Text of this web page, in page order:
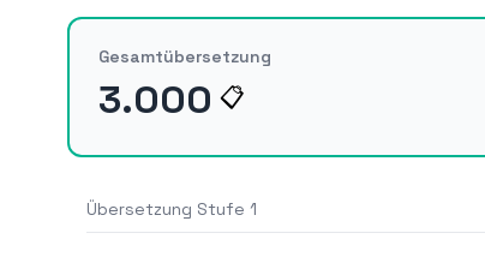
Gesamtübersetzung
3.000 📋
Übersetzung Stufe 1